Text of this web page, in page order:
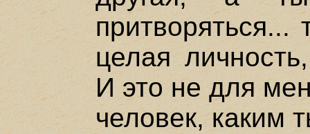
целая
И это не для
человек, каким